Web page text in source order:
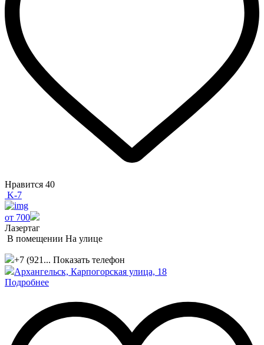
Нравится 40
K-7
от 700
Лазертаг
В помещении На улице
+7 (921... Показать телефон
Архангельск, Карпогорская улица, 18
Подробнее